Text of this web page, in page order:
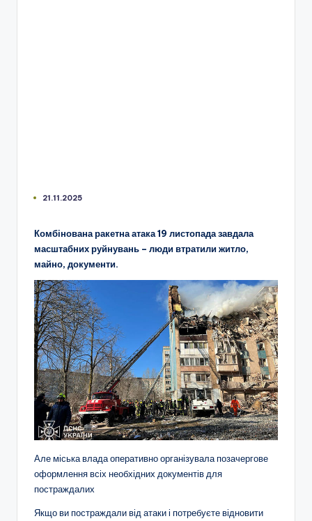
21.11.2025
Комбінована ракетна атака 19 листопада завдала
масштабних руйнувань – люди втратили житло,
майно, документи.
Але міська влада оперативно організувала позачергове
оформлення всіх необхідних документів для
постраждалих
Якщо ви постраждали від атаки і потребуєте відновити